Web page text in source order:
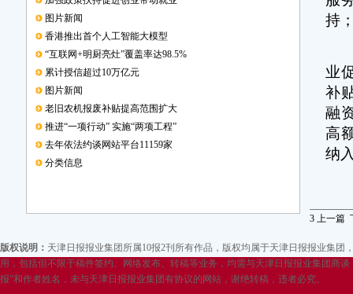
图片新闻
香港推出首个人工智能大模型
“互联网+明厨亮灶”覆盖率达98.5%
累计授信超过10万亿元
图片新闻
老旧农机报废补贴提高范围扩大
推进“一项行动” 实施“两项工程”
去年依法约谈网站平台11159家
分类信息
持
业
补
融
高
纳
3 上一篇
版权说明： 天津日报报业集团所属10报2刊所有作品，版权均属于天津日报报业集
用，包括但不限于稿件签约、网络发布、转稿等业务，均需与天津日报报业集团商
报”和作者姓名，未与天津日报报业集团有协议的网站，谢绝转稿，违者必究。